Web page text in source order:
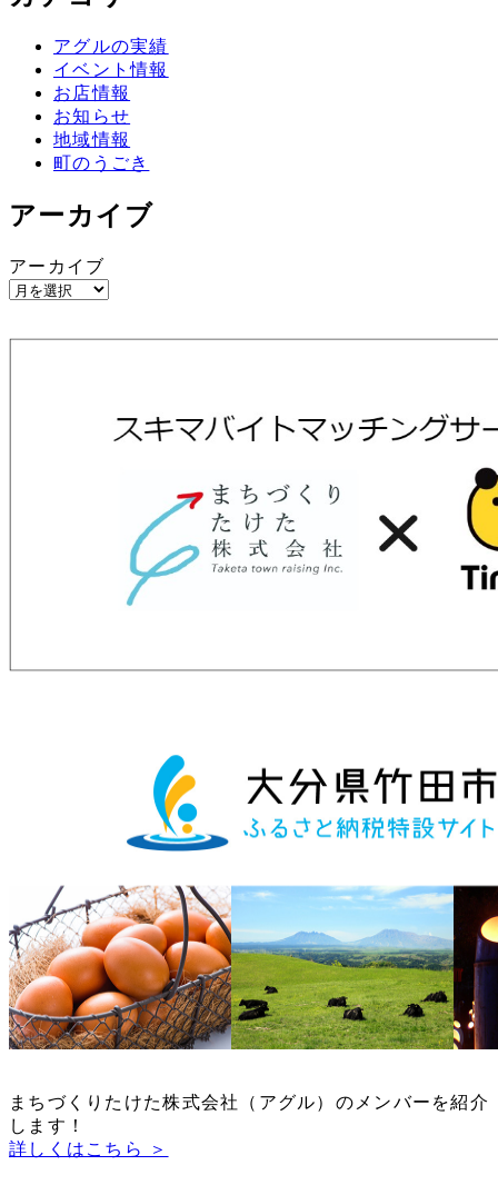
アグルの実績
イベント情報
お店情報
お知らせ
地域情報
町のうごき
アーカイブ
アーカイブ
まちづくりたけた株式会社（アグル）のメンバーを紹介
します！
詳しくはこちら ＞